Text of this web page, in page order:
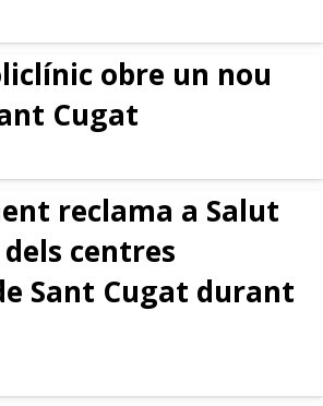
obre un nou
Cugat
reclama a Salut
centres
Sant Cugat durant